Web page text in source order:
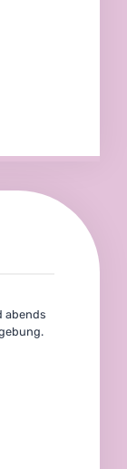
abends